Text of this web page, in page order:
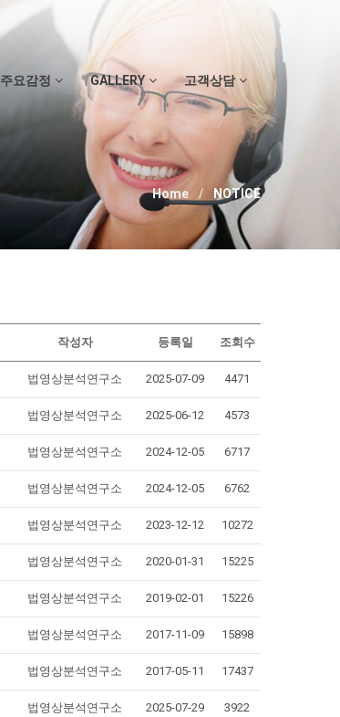
주요감정 GALLERY 고객상담
Home NOTICE
작성자 등록일 조회수
법영상분석연구소 2025-07-09 4471
법영상분석연구소 2025-06-12 4573
법영상분석연구소 2024-12-05 6717
법영상분석연구소 2024-12-05 6762
법영상분석연구소 2023-12-12 10272
법영상분석연구소 2020-01-31 15225
법영상분석연구소 2019-02-01 15226
법영상분석연구소 2017-11-09 15898
법영상분석연구소 2017-05-11 17437
법영상분석연구소 2025-07-29 3922